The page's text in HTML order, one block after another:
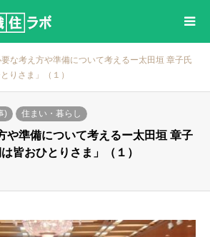
な考え方や準備について考えるー太田垣 章子氏
りさま」（１）
) 住まい・暮らし
や準備について考えるー太田垣 章子
皆おひとりさま」（１）